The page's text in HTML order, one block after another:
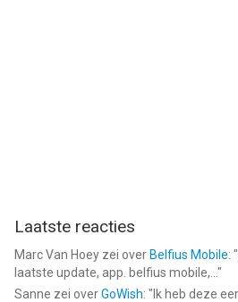
Laatste reacties
Marc Van Hoey zei over Belfius Mobile: "
laatste update, app. belfius mobile,... "
Sanne zei overGoWish: " Ik heb deze